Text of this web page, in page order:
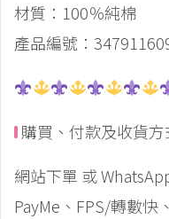
材質：100％純棉
產品編號：
購買、付款及收貨方
網站下單 或
PayMe、FPS/轉數快